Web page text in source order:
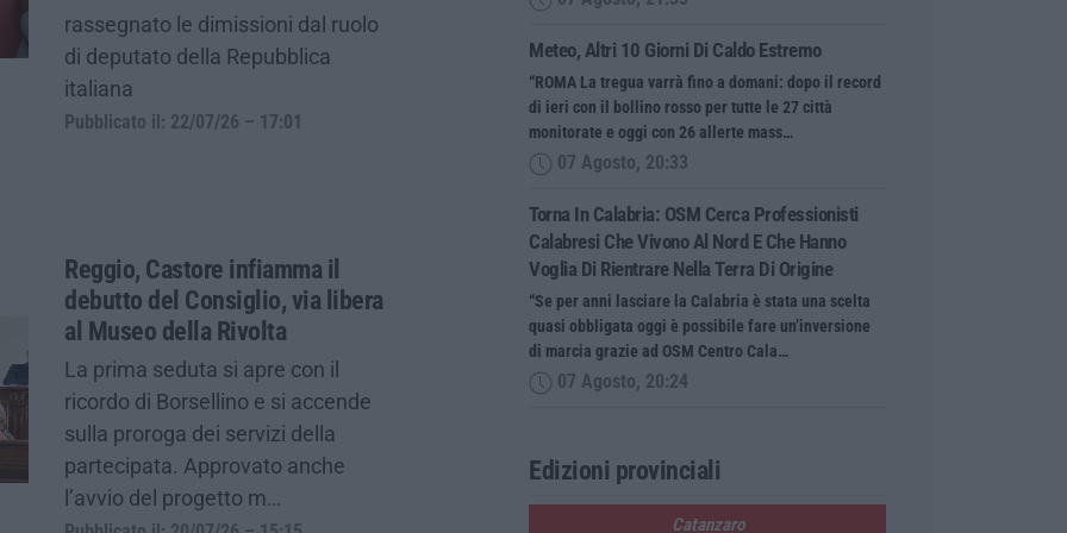
rassegnato le dimissioni dal ruolo
di deputato della Repubblica
italiana
Pubblicato il: 22/07/26 – 17:01
Reggio, Castore infiamma il
debutto del Consiglio, via libera
al Museo della Rivolta
La prima seduta si apre con il
ricordo di Borsellino e si accende
sulla proroga dei servizi della
partecipata. Approvato anche
l’avvio del progetto m…
Meteo, Altri 10 Giorni Di Caldo Estremo
“ROMA La tregua varrà fino a domani: dopo il record
di ieri con il bollino rosso per tutte le 27 città
monitorate e oggi con 26 allerte mass…
07 Agosto, 20:33
Torna In Calabria: OSM Cerca Professionisti
Calabresi Che Vivono Al Nord E Che Hanno
Voglia Di Rientrare Nella Terra Di Origine
“Se per anni lasciare la Calabria è stata una scelta
quasi obbligata oggi è possibile fare un’inversione
di marcia grazie ad OSM Centro Cala…
07 Agosto, 20:24
Edizioni provinciali
Catanzaro